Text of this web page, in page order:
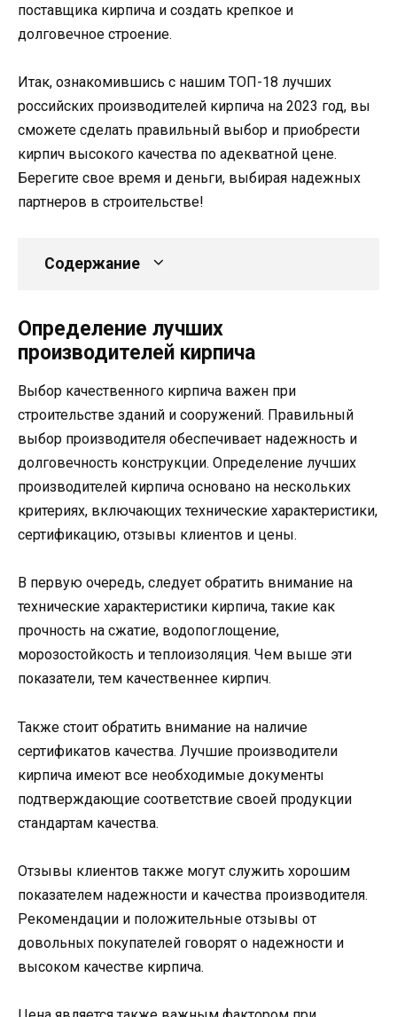
поставщика кирпича и создать крепкое и
долговечное строение.
Итак, ознакомившись с нашим ТОП-18 лучших
российских производителей кирпича на 2023 год, вы
сможете сделать правильный выбор и приобрести
кирпич высокого качества по адекватной цене.
Берегите свое время и деньги, выбирая надежных
партнеров в строительстве!
Содержание
Определение лучших
производителей кирпича
Выбор качественного кирпича важен при
строительстве зданий и сооружений. Правильный
выбор производителя обеспечивает надежность и
долговечность конструкции. Определение лучших
производителей кирпича основано на нескольких
критериях, включающих технические характеристики,
сертификацию, отзывы клиентов и цены.
В первую очередь, следует обратить внимание на
технические характеристики кирпича, такие как
прочность на сжатие, водопоглощение,
морозостойкость и теплоизоляция. Чем выше эти
показатели, тем качественнее кирпич.
Также стоит обратить внимание на наличие
сертификатов качества. Лучшие производители
кирпича имеют все необходимые документы
подтверждающие соответствие своей продукции
стандартам качества.
Отзывы клиентов также могут служить хорошим
показателем надежности и качества производителя.
Рекомендации и положительные отзывы от
довольных покупателей говорят о надежности и
высоком качестве кирпича.